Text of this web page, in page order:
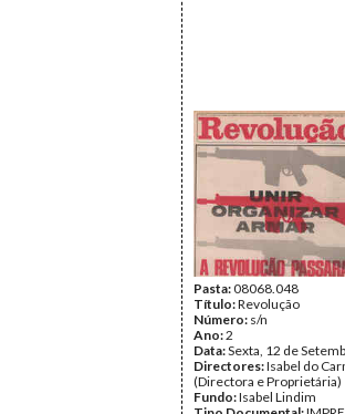
Pasta:08068.048
Título:Revolução
Número: s/n
Ano:2
Data:Sexta, 12 de
Directores:Isabel do
(Directora e Proprietária)
Fundo:Isabel Lindim